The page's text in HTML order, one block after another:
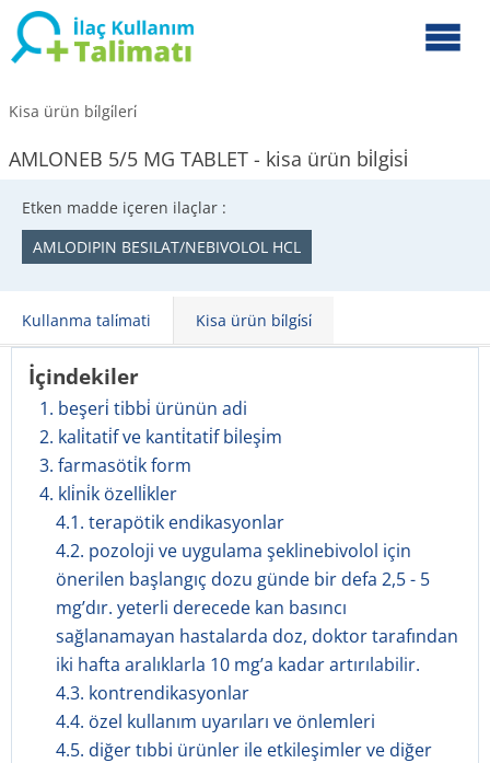
Kisa ürün bi̇lgi̇leri̇
AMLONEB 5/5 MG TABLET - kisa ürün bi̇lgi̇si̇
Etken madde içeren ilaçlar :
AMLODIPIN BESILAT/NEBIVOLOL HCL
Kullanma tali̇mati Kisa ürün bi̇lgi̇si̇
İçindekiler
1. beşeri̇ tibbi̇ ürünün adi
2. kali̇tati̇f ve kanti̇tati̇f bi̇leşi̇m
3. farmasöti̇k form
4. kli̇ni̇k özelli̇kler
4.1. terapötik endikasyonlar
4.2. pozoloji ve uygulama şeklinebivolol için
önerilen başlangıç dozu günde bir defa 2,5 - 5
mg’dır. yeterli derecede kan basıncı
sağlanamayan hastalarda doz, doktor tarafından
iki hafta aralıklarla 10 mg’a kadar artırılabilir.
4.3. kontrendikasyonlar
4.4. özel kullanım uyarıları ve önlemleri
4.5. diğer tıbbi ürünler ile etkileşimler ve diğer